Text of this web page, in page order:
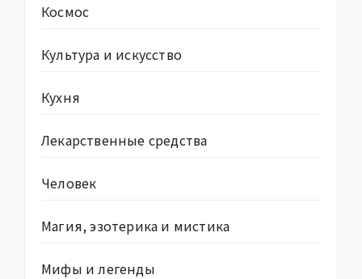
Космос
Культура и искусство
Кухня
Лекарственные средства
Человек
Магия, эзотерика и мистика
Мифы и легенды